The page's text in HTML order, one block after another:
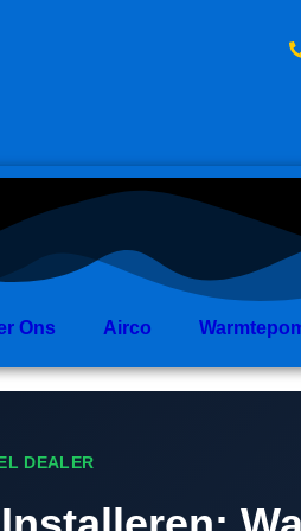
Ons Airco
DEALER